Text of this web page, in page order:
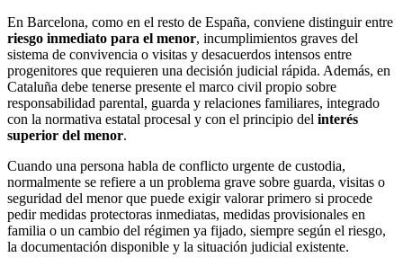
En Barcelona, como en el resto de España, conviene distinguir entre
riesgo inmediato para el menor, incumplimientos graves del
sistema de convivencia o visitas y desacuerdos intensos entre
progenitores que requieren una decisión judicial rápida. Además, en
Cataluña debe tenerse presente el marco civil propio sobre
responsabilidad parental, guarda y relaciones familiares, integrado
con la normativa estatal procesal y con el principio del interés
superior del menor.
Cuando una persona habla de conflicto urgente de custodia,
normalmente se refiere a un problema grave sobre guarda, visitas o
seguridad del menor que puede exigir valorar primero si procede
pedir medidas protectoras inmediatas, medidas provisionales en
familia o un cambio del régimen ya fijado, siempre según el riesgo,
la documentación disponible y la situación judicial existente.